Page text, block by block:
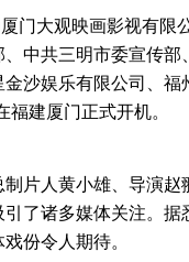
大观映画影视有限公
中共三明市委宣传
金沙娱乐有限公司、
福建厦门正式开机。
人黄小雄、导演赵
了诸多媒体关注。
份令人期待。